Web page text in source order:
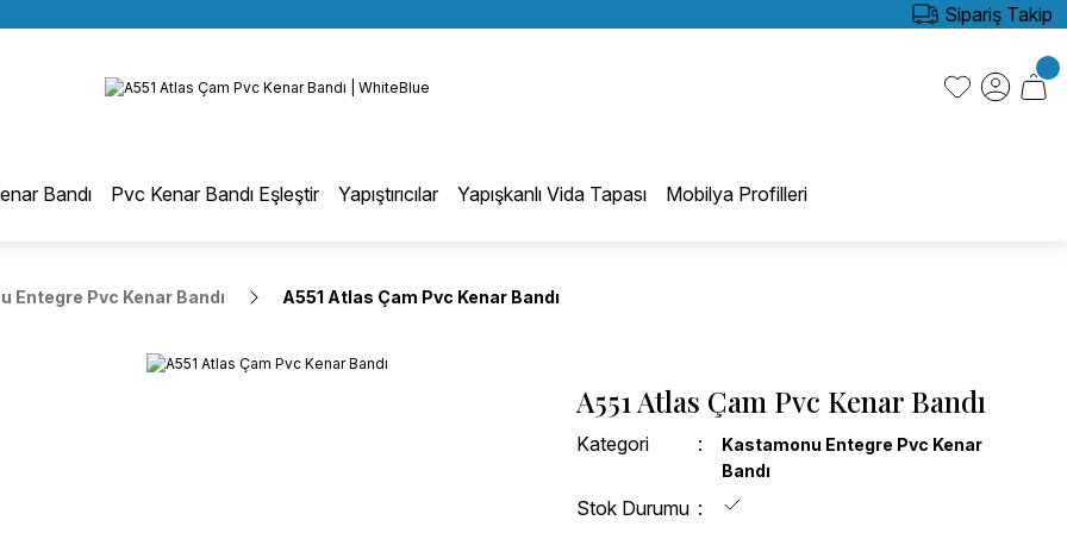
BÜTÜN ALIŞVERİŞLERİNİZDE KARGO BEDAVA!
KREDİ KARTINA 6 TAKSİT SEÇENEĞİ
Sipariş Takip
Bandı Pvc Kenar Bandı Eşleştir Yapıştırıcılar Yapışkanlı Vida Tapası Mobilya Profilleri
Entegre Pvc Kenar Bandı A551 Atlas Çam Pvc Kenar Bandı
A551 Atlas Çam Pvc Kenar Bandı
Kategori
Kastamonu Entegre Pvc Kenar
Bandı
Stok Durumu
Eğri Kenar Hotmelt Tutkalı